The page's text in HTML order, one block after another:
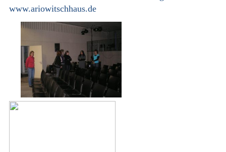
www.ariowitschhaus.de